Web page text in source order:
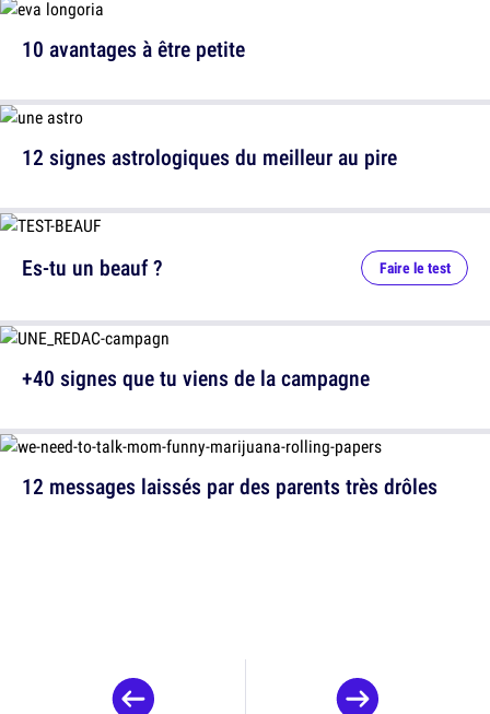
10 avantages à être petite
12 signes astrologiques du meilleur au pire
12 messages laissés par des parents très drôles
Es-tu un beauf ? Faire le test
+40 signes que tu viens de la campagne